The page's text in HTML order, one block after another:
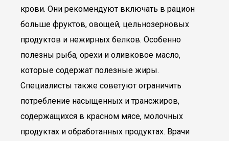
крови. Они рекомендуют включать в рацион
больше фруктов, овощей, цельнозерновых
продуктов и нежирных белков. Особенно
полезны рыба, орехи и оливковое масло,
которые содержат полезные жиры.
Специалисты также советуют ограничить
потребление насыщенных и трансжиров,
содержащихся в красном мясе, молочных
продуктах и обработанных продуктах. Врачи